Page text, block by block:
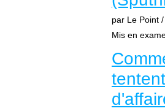
par Le Point
Mis en